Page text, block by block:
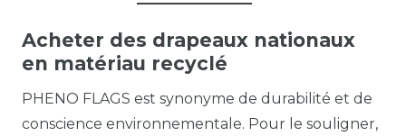
Acheter des drapeaux nationaux
en matériau recyclé
PHENO FLAGS est synonyme de durabilité et de
conscience environnementale. Pour le souligner,